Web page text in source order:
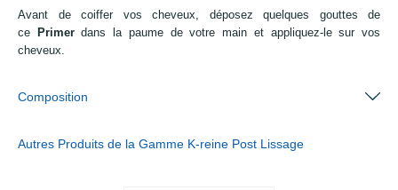
Avant de coiffer vos cheveux, déposez quelques gouttes de
ce
Primerdans la paume de votre main et appliquez-le sur vos
cheveux.
Composition
Autres Produits de la Gamme K-reine Post Lissage